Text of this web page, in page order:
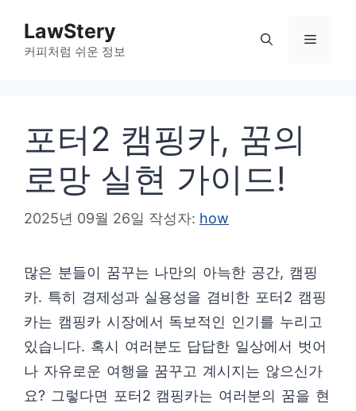
LawStery
커피처럼 쉬운 정보
메
포터2 캠핑카, 꿈의
로망 실현 가이드!
2025년 09월 26일 작성자: how
많은 분들이 꿈꾸는 나만의 아늑한 공간, 캠핑
카. 특히 경제성과 실용성을 겸비한 포터2 캠핑
카는 캠핑카 시장에서 독보적인 인기를 누리고
있습니다. 혹시 여러분도 답답한 일상에서 벗어
나 자유로운 여행을 꿈꾸고 계시지는 않으신가
요? 그렇다면 포터2 캠핑카는 여러분의 꿈을 현